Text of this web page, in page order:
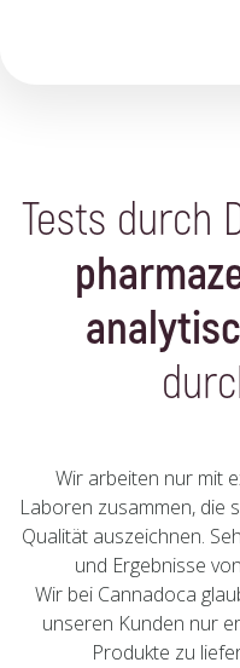
Tests durch
Wir arbeiten nur mit
Laboren zusammen, die
Qualität auszeichnen.
und Ergebnisse
Wir bei Cannadoca
unseren Kunden nur
Produkte zu